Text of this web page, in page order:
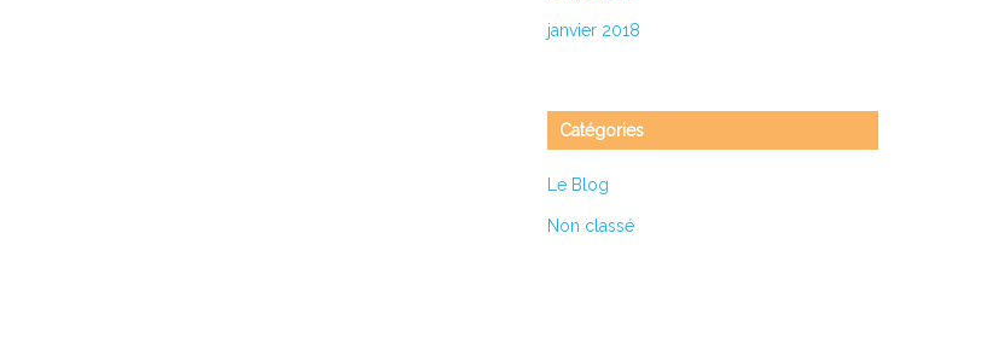
janvier 2018
Catégories
Le Blog
Non classé